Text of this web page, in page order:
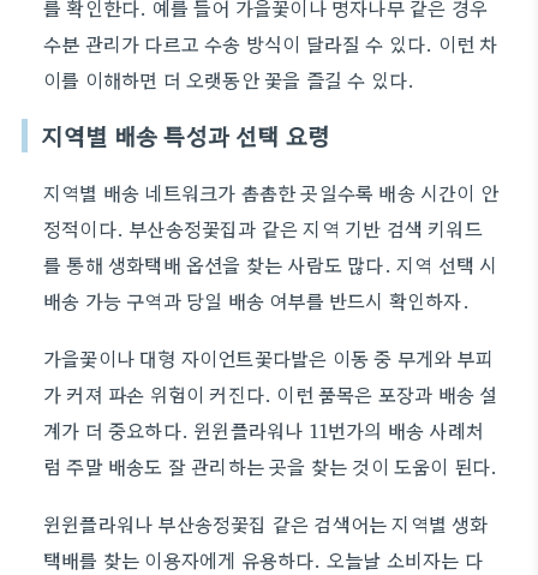
를 확인한다. 예를 들어 가을꽃이나 명자나무 같은 경우
수분 관리가 다르고 수송 방식이 달라질 수 있다. 이런 차
이를 이해하면 더 오랫동안 꽃을 즐길 수 있다.
지역별 배송 특성과 선택 요령
지역별 배송 네트워크가 촘촘한 곳일수록 배송 시간이 안
정적이다. 부산송정꽃집과 같은 지역 기반 검색 키워드
를 통해 생화택배 옵션을 찾는 사람도 많다. 지역 선택 시
배송 가능 구역과 당일 배송 여부를 반드시 확인하자.
가을꽃이나 대형 자이언트꽃다발은 이동 중 무게와 부피
가 커져 파손 위험이 커진다. 이런 품목은 포장과 배송 설
계가 더 중요하다. 윈윈플라워나 11번가의 배송 사례처
럼 주말 배송도 잘 관리하는 곳을 찾는 것이 도움이 된다.
윈윈플라워나 부산송정꽃집 같은 검색어는 지역별 생화
택배를 찾는 이용자에게 유용하다. 오늘날 소비자는 다